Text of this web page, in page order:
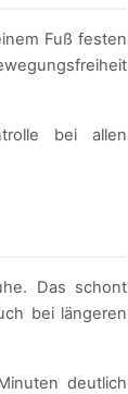
Fuß festen
bei allen
Das schont
bei längeren
deutlich